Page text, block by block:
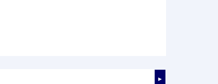
►